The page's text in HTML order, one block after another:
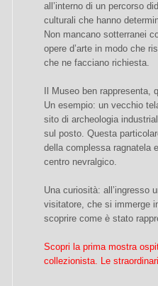
all’interno di un percorso
culturali che hanno
Non mancano sotterranei
opere d’arte in modo che
che ne facciano richiesta.
Il Museo ben
Un esempio: un vecchio
sito di archeologia
sul posto. Questa
della complessa ragnatela
centro nevralgico.
Una curiosità: all’ingresso
visitatore, che si immerge
scoprire come è stato
Scopri la prima mostra
collezionista. Le